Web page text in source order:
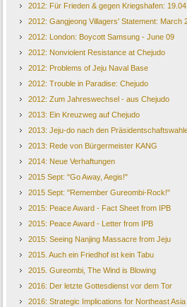
2012: Für Frieden & gegen Kriegshafen: 19.04.
2012: Gangjeong Villagers' Statement: March
2012: London: Boycott Samsung - June 09
2012: Nonviolent Resistance at Chejudo
2012: Problems of Jeju Naval Base
2012: Trouble in Paradise: Chejudo
2012: Zum Jahreswechsel - aus Chejudo
2013: Ein Kreuzweg auf Chejudo
2013: Jeju-do nach den
2013: Rede von Bürgermeister KANG
2014: Neue Verhaftungen
2015 Sept: "Go Away, Aegis!"
2015 Sept: "Remember Gureombi-Rock!"
2015: Peace Award - Fact Sheet from IPB
2015: Peace Award - Letter from IPB
2015: Seeing Nanjing Massacre from Jeju
2015. Auch ein Friedhof ist kein Tabu
2015. Gureombi, The Wind is Blowing
2016: Der letzte Gottesdienst vor dem Tor
2016: Strategic Implications for Northeast